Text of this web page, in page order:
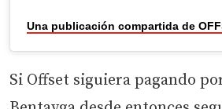
Una publicación compartida de
Si Offset siguiera pagando